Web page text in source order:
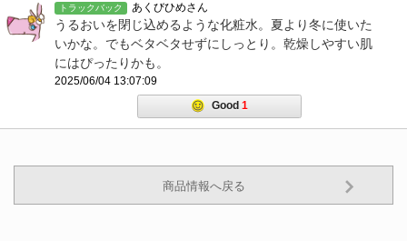
トラックバック あくびひめさん
うるおいを閉じ込めるような化粧水。夏より冬に使いた
いかな。でもベタベタせずにしっとり。乾燥しやすい肌
にはぴったりかも。
2025/06/04 13:07:09
Good 1
商品情報へ戻る